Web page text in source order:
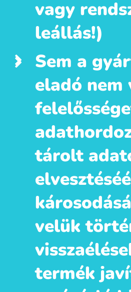
vagy
leállás!)
Sem a
eladó
tárolt
velük
termék